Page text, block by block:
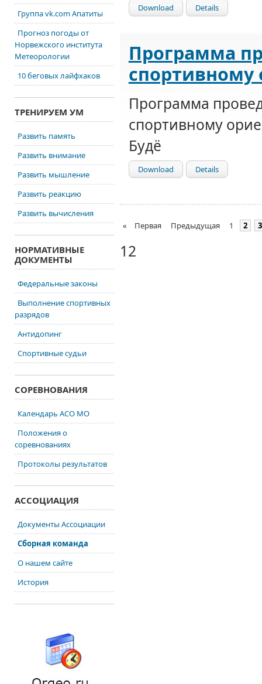
Download Details
Программа
спортивному
Программа
спортивному
Будё
Download Details
« Первая Предыдущая 1 2 3
12
Группа vk.com Апатиты
Прогноз погоды от
Норвежского института
Метеорологии
10 беговых лайфхаков
ТРЕНИРУЕМ УМ
Развить память
Развить внимание
Развить мышление
Развить реакцию
Развить вычисления
НОРМАТИВНЫЕ
ДОКУМЕНТЫ
Федеральные законы
Выполнение спортивных
разрядов
Антидопинг
Спортивные судьи
СОРЕВНОВАНИЯ
Календарь АСО МО
Положения о
соревнованиях
Протоколы результатов
АССОЦИАЦИЯ
Документы Ассоциации
Сборная команда
О нашем сайте
История